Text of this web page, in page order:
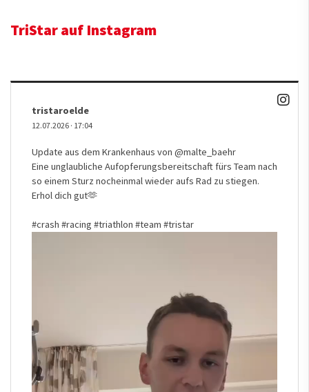
TriStar auf Instagram
tristaroelde
12.07.2026 · 17:04
Update aus dem Krankenhaus von @malte_baehr
Eine unglaubliche Aufopferungsbereitschaft fürs Team nach
so einem Sturz nocheinmal wieder aufs Rad zu stiegen.
Erhol dich gut🫶
#crash #racing #triathlon #team #tristar